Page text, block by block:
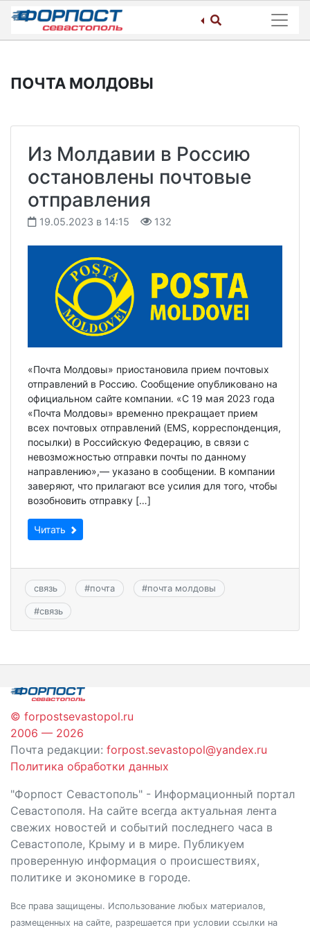
Skip
content
ПОЧТА МОЛДОВЫ
Из Молдавии в Россию
остановлены почтовые
отправления
19.05.2023 в 14:15 132
«Почта Молдовы» приостановила прием почтовых
отправлений в Россию. Сообщение опубликовано на
официальном сайте компании. «С 19 мая 2023 года
«Почта Молдовы» временно прекращает прием
всех почтовых отправлений (EMS, корреспонденция,
посылки) в Российскую Федерацию, в связи с
невозможностью отправки почты по данному
направлению»,— указано в сообщении. В компании
заверяют, что прилагают все усилия для того, чтобы
возобновить отправку […]
Читать
связь #почта #почта молдовы
#связь
© forpostsevastopol.ru
2006 — 2026
Почта редакции: forpost.sevastopol@yandex.ru
Политика обработки данных
"Форпост Севастополь" - Информационный портал
Севастополя. На сайте всегда актуальная лента
свежих новостей и событий последнего часа в
Севастополе, Крыму и в мире. Публикуем
проверенную информация о происшествиях,
политике и экономике в городе.
Все права защищены. Использование любых материалов,
размещенных на сайте, разрешается при условии ссылки на